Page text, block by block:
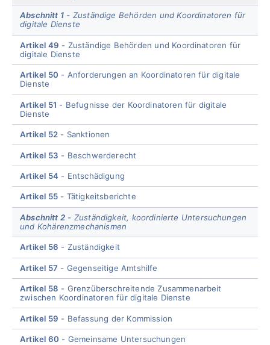
Abschnitt 1
Zuständige Behörden und Koordinatoren für
digitale Dienste
Artikel 49
Zuständige Behörden und Koordinatoren für
digitale Dienste
Artikel 50
Anforderungen an Koordinatoren für digitale
Dienste
Artikel 51
Befugnisse der Koordinatoren für digitale
Dienste
Artikel 52 Sanktionen
Artikel 53 Beschwerderecht
Artikel 54 Entschädigung
Artikel 55 Tätigkeitsberichte
Abschnitt 2
Zuständigkeit, koordinierte Untersuchungen
und Kohärenzmechanismen
Artikel 56 Zuständigkeit
Artikel 57 Gegenseitige Amtshilfe
Artikel 58
Grenzüberschreitende Zusammenarbeit
zwischen Koordinatoren für digitale Dienste
Artikel 59 Befassung der Kommission
Artikel 60 Gemeinsame Untersuchungen